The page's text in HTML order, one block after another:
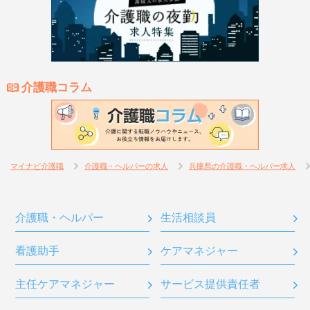
介護職コラム
マイナビ介護職 介護職・ヘルパーの求人 兵庫県の介護職・ヘルパー求人
介護職・ヘルパー 生活相談員
看護助手 ケアマネジャー
主任ケアマネジャー サービス提供責任者